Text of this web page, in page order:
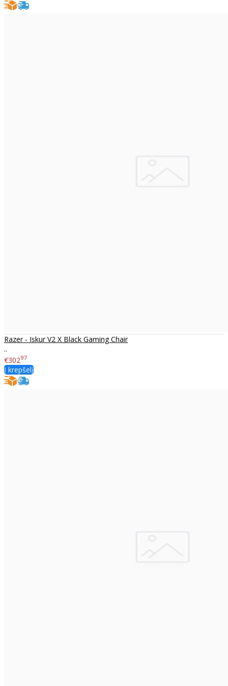
Razer - Iskur V2 X Black Gaming Chair
..
€30297
Į krepšelį